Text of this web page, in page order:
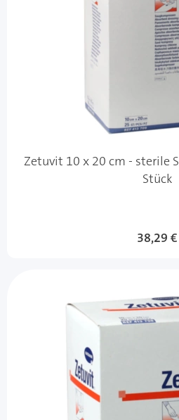
Zetuvit 10 x 20 cm - sterile
Stück
38,29 €